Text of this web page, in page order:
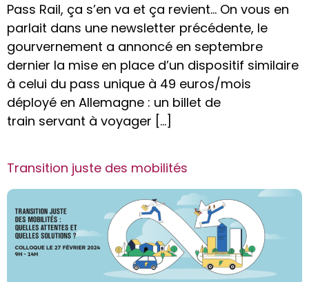
Pass Rail, ça s’en va et ça revient… On vous en
parlait dans une newsletter précédente, le
gourvernement a annoncé en septembre
dernier la mise en place d’un dispositif similaire
à celui du pass unique à 49 euros/mois
déployé en Allemagne : un billet de
train servant à voyager […]
Transition juste des mobilités